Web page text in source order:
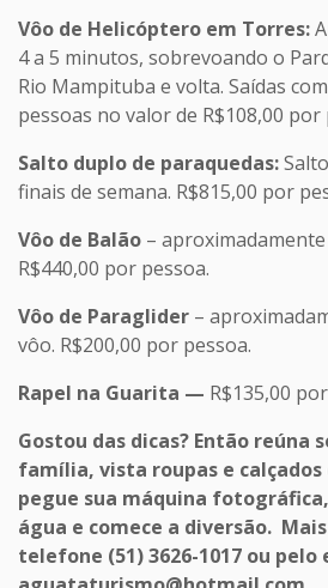
Vôo de Helicóptero em Torres:
4 a 5 minutos, sobrevoando o
Rio Mampituba e volta. Saídas
pessoas no valor de R$108,00 por
Salto duplo de paraquedas:
finais de semana. R$815,00 por
Vôo de Balão –
R$440,00 por pessoa.
Vôo de Paraglider –
vôo. R$200,00 por pessoa.
Rapel na Guarita — R$135,00
Gostou das dicas? Então reúna
família, vista roupas e
pegue sua máquina
água e comece a diversão.
telefone (51) 3626-1017 ou pelo